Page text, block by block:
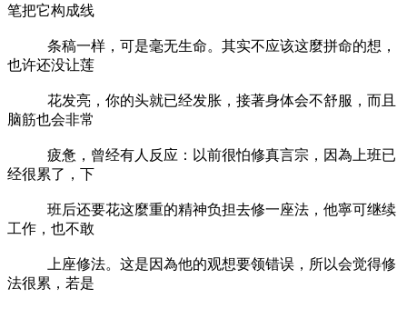
笔把它构成线
条稿一样，可是毫无生命。其实不应该这麼拼命的想，
也许还没让莲
花发亮，你的头就已经发胀，接著身体会不舒服，而且
脑筋也会非常
疲惫，曾经有人反应：以前很怕修真言宗，因為上班已
经很累了，下
班后还要花这麼重的精神负担去修一座法，他寧可继续
工作，也不敢
上座修法。这是因為他的观想要领错误，所以会觉得修
法很累，若是